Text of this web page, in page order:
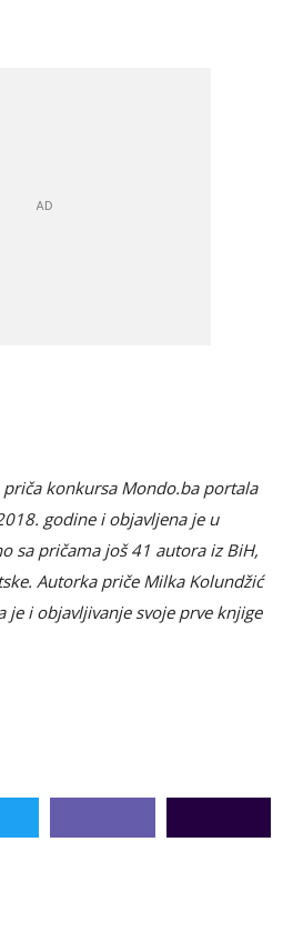
konkursa Mondo.ba portala
godinei objavljena jeu
sa pričama još 41 autora iz BiH,
Autorka priče Milka Kolundžić
je i objavljivanje svoje prve knjige